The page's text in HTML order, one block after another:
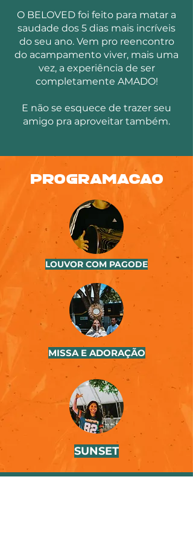
O BELOVED foi feito para matar a
saudade dos 5 dias mais incríveis
do seu ano. Vem pro reencontro
do acampamento viver, mais uma
vez, a experiência de ser
completamente AMADO!
E não se esquece de trazer seu
amigo pra aproveitar também.
PROGRAMACAO
LOUVOR COM PAGODE
MISSA E ADORAÇÃO
SUNSET